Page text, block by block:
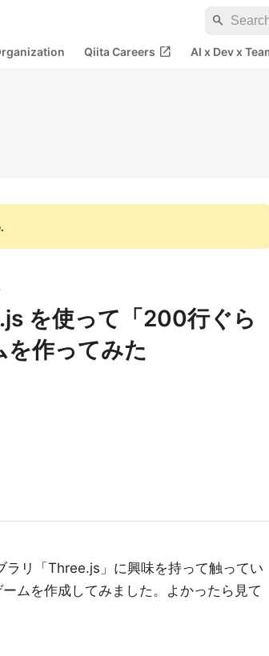
search
Qiita Careers open_in_new AI x Dev x
ド
を使って「200行ぐら
を作ってみた
リ「Three.js」に興味を持って触ってい
ムを作成してみました。よかったら見て